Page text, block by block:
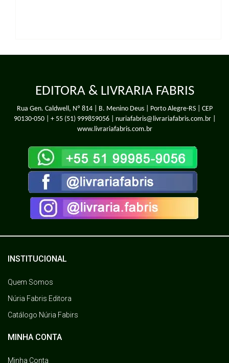
EDITORA & LIVRARIA FABRIS
Rua Gen. Caldwell, Nº 814 | B. Menino Deus | Porto Alegre-RS | CEP
90130-050 | + 55 (51) 999859056| nuriafabris@livrariafabris.com.br |
www.livrariafabris.com.br
INSTITUCIONAL
Quem Somos
Núria Fabris Editora
Catálogo Núria Fabirs
MINHA CONTA
Minha Conta